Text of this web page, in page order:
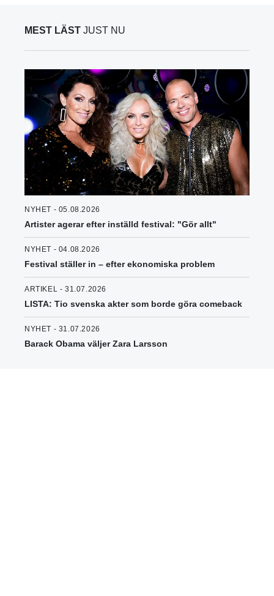
MEST LÄST JUST NU
NYHET - 05.08.2026
Artister agerar efter inställd festival: "Gör allt"
NYHET - 04.08.2026
Festival ställer in – efter ekonomiska problem
ARTIKEL - 31.07.2026
LISTA: Tio svenska akter som borde göra comeback
NYHET - 31.07.2026
Barack Obama väljer Zara Larsson